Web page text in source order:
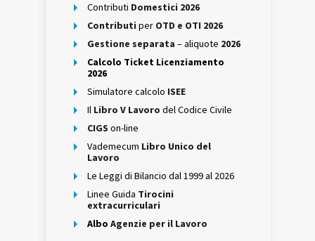
Contributi Domestici 2026
Contributi per OTD e OTI 2026
Gestione separata – aliquote 2026
Calcolo Ticket Licenziamento
2026
Simulatore calcolo ISEE
Il Libro V Lavoro del Codice Civile
CIGS on-line
Vademecum Libro Unico del
Lavoro
Le Leggi di Bilancio dal 1999 al 2026
Linee Guida Tirocini
extracurriculari
Albo Agenzie per il Lavoro